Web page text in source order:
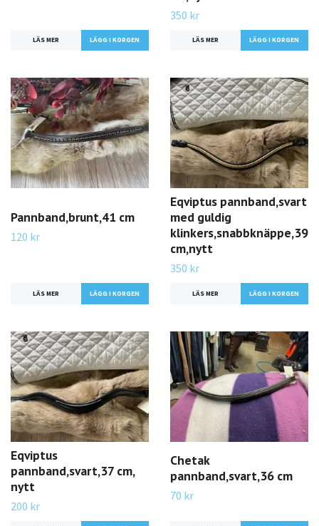
LÄS MER
350 kr
LÄS MER
Pannband,brunt,41 cm
120 kr
LÄS MER
Eqviptus pannband,svart
med guldig
klinkers,snabbknäppe,39
cm,nytt
350 kr
LÄS MER
Eqviptus
pannband,svart,37 cm,
nytt
200 kr
Chetak
pannband,svart,36 cm
70 kr